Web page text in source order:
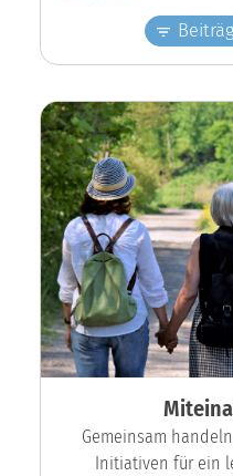
Gemeinsam
Initiativen für ein